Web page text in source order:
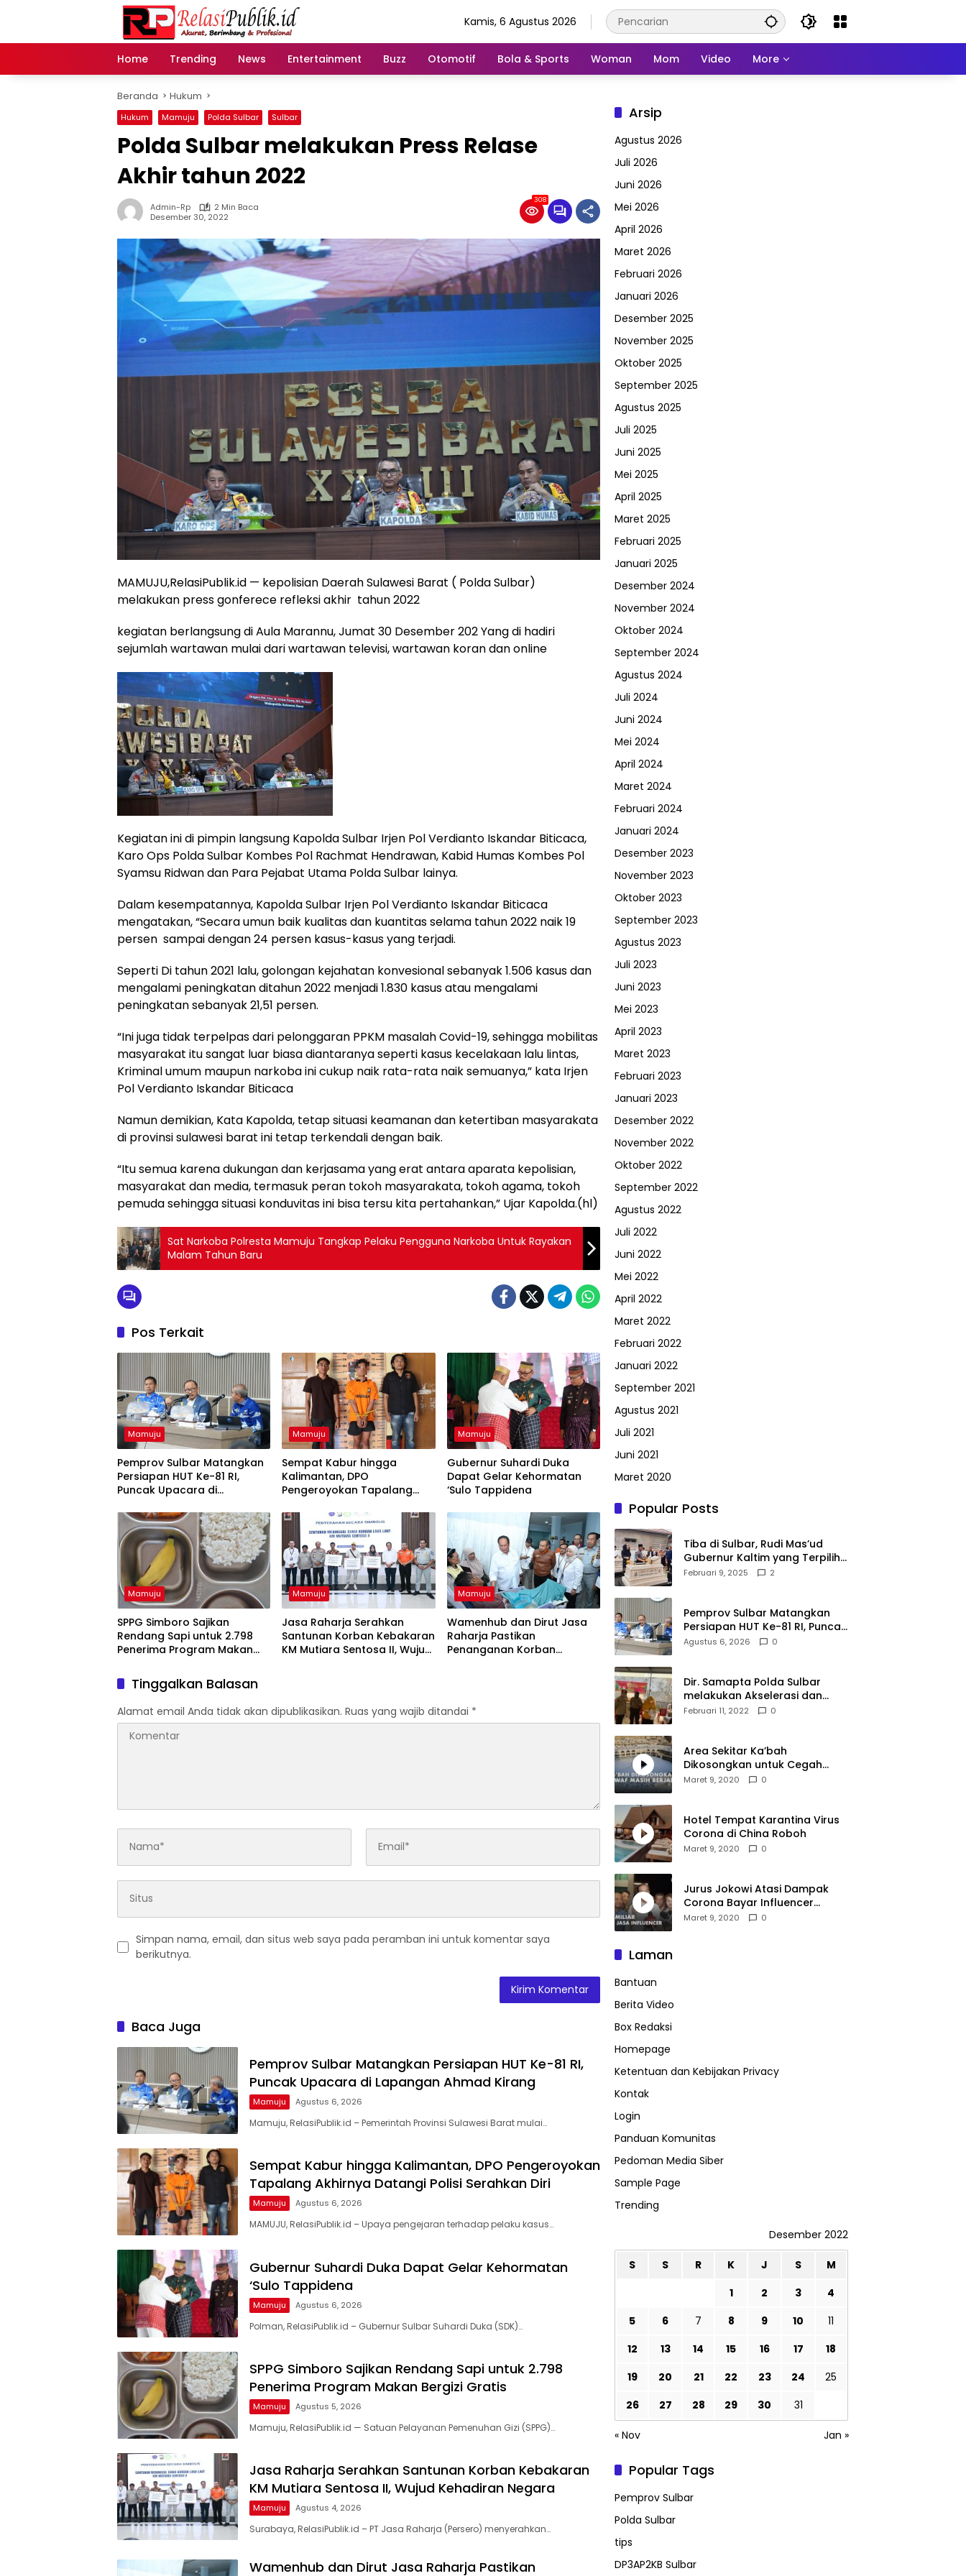
Kamis, 6 Agustus 2026
Home Trending News Entertainment Buzz Otomotif Bola & Sports Woman Mom Video More
Beranda Hukum
Hukum Mamuju Polda Sulbar Sulbar
Polda Sulbar melakukan Press Relase
Akhir tahun 2022
Admin-Rp
2 Min Baca
Desember 30, 2022
308
MAMUJU,RelasiPublik.id — kepolisian Daerah Sulawesi Barat ( Polda Sulbar)
melakukan press gonferece refleksi akhir tahun 2022
kegiatan berlangsung di Aula Marannu, Jumat 30 Desember 202 Yang di hadiri
sejumlah wartawan mulai dari wartawan televisi, wartawan koran dan online
Kegiatan ini di pimpin langsung Kapolda Sulbar Irjen Pol Verdianto Iskandar Biticaca,
Karo Ops Polda Sulbar Kombes Pol Rachmat Hendrawan, Kabid Humas Kombes Pol
Syamsu Ridwan dan Para Pejabat Utama Polda Sulbar lainya.
Dalam kesempatannya, Kapolda Sulbar Irjen Pol Verdianto Iskandar Biticaca
mengatakan, “Secara umun baik kualitas dan kuantitas selama tahun 2022 naik 19
persen sampai dengan 24 persen kasus-kasus yang terjadi.
Seperti Di tahun 2021 lalu, golongan kejahatan konvesional sebanyak 1.506 kasus dan
mengalami peningkatan ditahun 2022 menjadi 1.830 kasus atau mengalami
peningkatan sebanyak 21,51 persen.
“Ini juga tidak terpelpas dari pelonggaran PPKM masalah Covid-19, sehingga mobilitas
masyarakat itu sangat luar biasa diantaranya seperti kasus kecelakaan lalu lintas,
Kriminal umum maupun narkoba ini cukup naik rata-rata naik semuanya,” kata Irjen
Pol Verdianto Iskandar Biticaca
Namun demikian, Kata Kapolda, tetap situasi keamanan dan ketertiban masyarakata
di provinsi sulawesi barat ini tetap terkendali dengan baik.
“Itu semua karena dukungan dan kerjasama yang erat antara aparata kepolisian,
masyarakat dan media, termasuk peran tokoh masyarakata, tokoh agama, tokoh
pemuda sehingga situasi konduvitas ini bisa tersu kita pertahankan,” Ujar Kapolda.(hl)
Sat Narkoba Polresta Mamuju Tangkap Pelaku Pengguna Narkoba Untuk Rayakan
Malam Tahun Baru
Pos Terkait
Mamuju
Pemprov Sulbar Matangkan
Persiapan HUT Ke-81 RI,
Puncak Upacara di
Mamuju
Sempat Kabur hingga
Kalimantan, DPO
Pengeroyokan Tapalang
Serahkan Diri
Mamuju
Gubernur Suhardi Duka
Dapat Gelar Kehormatan
‘Sulo Tappidena
Mamuju
SPPG Simboro Sajikan
Rendang Sapi untuk 2.798
Penerima Program Makan
Mamuju
Jasa Raharja Serahkan
Santunan Korban Kebakaran
KM Mutiara Sentosa II, Wujud
Mamuju
Wamenhub dan Dirut Jasa
Raharja Pastikan
Penanganan Korban
Tinggalkan Balasan
Alamat email Anda tidak akan dipublikasikan. Ruas yang wajib ditandai *
Simpan nama, email, dan situs web saya pada peramban ini untuk komentar saya
berikutnya.
Baca Juga
Pemprov Sulbar Matangkan Persiapan HUT Ke-81 RI,
Puncak Upacara di Lapangan Ahmad Kirang
Mamuju Agustus 6, 2026
Mamuju, RelasiPublik.id – Pemerintah Provinsi Sulawesi Barat mulai…
Sempat Kabur hingga Kalimantan, DPO Pengeroyokan
Tapalang Akhirnya Datangi Polisi Serahkan Diri
Mamuju Agustus 6, 2026
MAMUJU, RelasiPublik.id – Upaya pengejaran terhadap pelaku kasus…
Gubernur Suhardi Duka Dapat Gelar Kehormatan
‘Sulo Tappidena
Mamuju Agustus 6, 2026
Polman, RelasiPublik.id – Gubernur Sulbar Suhardi Duka (SDK)…
SPPG Simboro Sajikan Rendang Sapi untuk 2.798
Penerima Program Makan Bergizi Gratis
Mamuju Agustus 5, 2026
Mamuju, RelasiPublik.id — Satuan Pelayanan Pemenuhan Gizi (SPPG)…
Jasa Raharja Serahkan Santunan Korban Kebakaran
KM Mutiara Sentosa II, Wujud Kehadiran Negara
Mamuju Agustus 4, 2026
Surabaya, RelasiPublik.id – PT Jasa Raharja (Persero) menyerahkan…
Wamenhub dan Dirut Jasa Raharja Pastikan
Arsip
Agustus 2026
Juli 2026
Juni 2026
Mei 2026
April 2026
Maret 2026
Februari 2026
Januari 2026
Desember 2025
November 2025
Oktober 2025
September 2025
Agustus 2025
Juli 2025
Juni 2025
Mei 2025
April 2025
Maret 2025
Februari 2025
Januari 2025
Desember 2024
November 2024
Oktober 2024
September 2024
Agustus 2024
Juli 2024
Juni 2024
Mei 2024
April 2024
Maret 2024
Februari 2024
Januari 2024
Desember 2023
November 2023
Oktober 2023
September 2023
Agustus 2023
Juli 2023
Juni 2023
Mei 2023
April 2023
Maret 2023
Februari 2023
Januari 2023
Desember 2022
November 2022
Oktober 2022
September 2022
Agustus 2022
Juli 2022
Juni 2022
Mei 2022
April 2022
Maret 2022
Februari 2022
Januari 2022
September 2021
Agustus 2021
Juli 2021
Juni 2021
Maret 2020
Popular Posts
Tiba di Sulbar, Rudi Mas’ud
Gubernur Kaltim yang Terpilih
Disambut Meriah Ratusan
Februari 9, 2025 2
Pemprov Sulbar Matangkan
Persiapan HUT Ke-81 RI, Puncak
Upacara di Lapangan Ahmad
Agustus 6, 2026 0
Dir. Samapta Polda Sulbar
melakukan Akselerasi dan
Pendampingan Vaksinasi di
Februari 11, 2022 0
Area Sekitar Ka’bah
Dikosongkan untuk Cegah
Corona
Maret 9, 2020 0
Hotel Tempat Karantina Virus
Corona di China Roboh
Maret 9, 2020 0
Jurus Jokowi Atasi Dampak
Corona Bayar Influencer
Hingga Diskon Pesawat
Maret 9, 2020 0
Laman
Bantuan
Berita Video
Box Redaksi
Homepage
Ketentuan dan Kebijakan Privacy
Kontak
Login
Panduan Komunitas
Pedoman Media Siber
Sample Page
Trending
Desember 2022
S S R K J S
M
1
2 3
4
5
6 7 8 9 10
11
12
13 14 15 16 17
18
19
20 21 22 23 24
25
26
27 28 29 30 31
« Nov Jan »
Popular Tags
Pemprov Sulbar
Polda Sulbar
tips
DP3AP2KB Sulbar